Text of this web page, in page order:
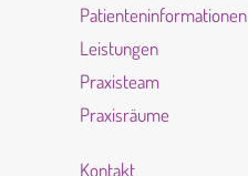
Patienteninformationen
Leistungen
Praxisteam
Praxisräume
Kontakt